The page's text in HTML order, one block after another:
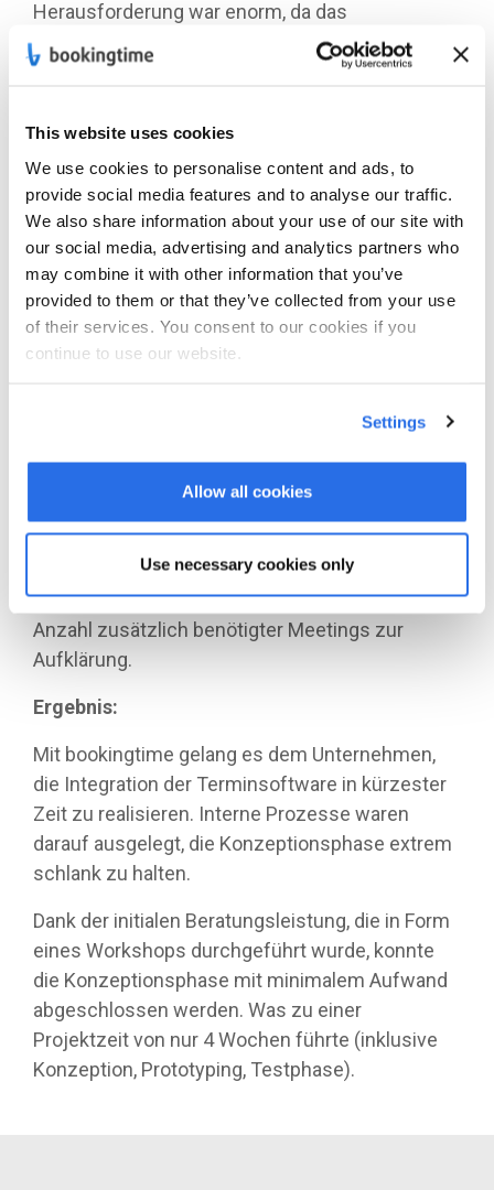
This website uses cookies
We use cookies to personalise content and ads, to
provide social media features and to analyse our traffic.
We also share information about your use of our site with
our social media, advertising and analytics partners who
may combine it with other information that you’ve
provided to them or that they’ve collected from your use
of their services. You consent to our cookies if you
continue to use our website.
Settings
Allow all cookies
Use necessary cookies only
Herausforderung war enorm, da das
Entwicklerteam das gesamte Jahr mit Projekten
und Tickets ausgebucht war. Trotz dieser
effizient durchgeführt werden, ohne den
laufenden Betrieb zu stören.
Lösung:
Während des initialen Workshops arbeitete
bookingtime nur mit dem Projektmanager, dem
Softwarearchitekten und einem Techniker
zusammen. Dies reichte aus, um alle nötigen
gebündelte Expertise ermöglichte es, die
Konzeptionsphase schnell abzuschließen und
direkt ins Prototyping überzugehen.
Gleichzeitig sorgte die ausführliche
Dokumentation für direkte Lösungen bei
aufkommenden Unklarheiten und senkte die
Anzahl zusätzlich benötigter Meetings zur
Aufklärung.
Ergebnis:
Mit bookingtime gelang es dem Unternehmen,
die Integration der Terminsoftware in kürzester
Zeit zu realisieren. Interne Prozesse waren
darauf ausgelegt, die Konzeptionsphase extrem
schlank zu halten.
Dank der initialen Beratungsleistung, die in Form
eines Workshops durchgeführt wurde, konnte
die Konzeptionsphase mit minimalem Aufwand
abgeschlossen werden. Was zu einer
Projektzeit von nur 4 Wochen führte (inklusive
Konzeption, Prototyping, Testphase).